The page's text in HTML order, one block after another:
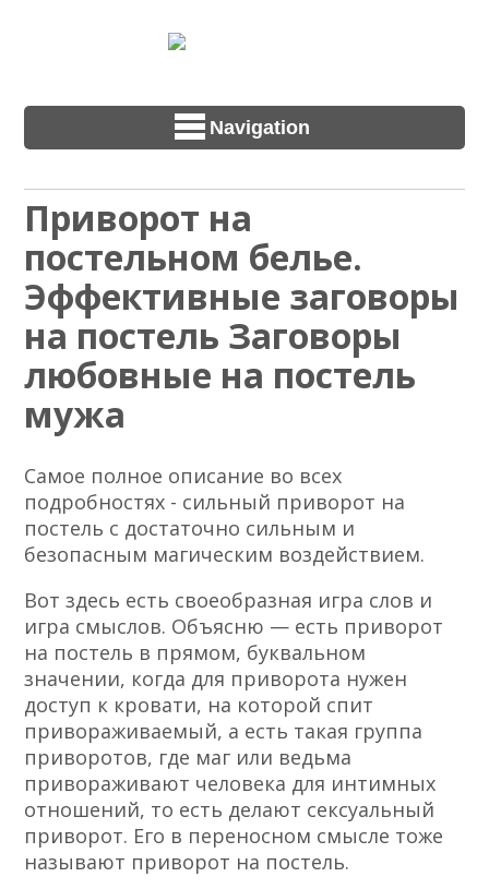
Navigation
Приворот на
постельном белье.
Эффективные заговоры
на постель Заговоры
любовные на постель
мужа
Самое полное описание во всех
подробностях - сильный приворот на
постель с достаточно сильным и
безопасным магическим воздействием.
Вот здесь есть своеобразная игра слов и
игра смыслов. Объясню — есть приворот
на постель в прямом, буквальном
значении, когда для приворота нужен
доступ к кровати, на которой спит
привораживаемый, а есть такая группа
приворотов, где маг или ведьма
привораживают человека для интимных
отношений, то есть делают сексуальный
приворот. Его в переносном смысле тоже
называют приворот на постель.